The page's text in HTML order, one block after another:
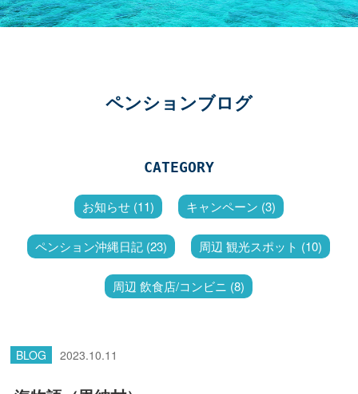
ペンションブログ
CATEGORY
お知らせ (11) キャンペーン (3)
ペンション沖縄日記 (23) 周辺 観光スポット (10)
周辺 飲食店/コンビニ (8)
BLOG 2023.10.11